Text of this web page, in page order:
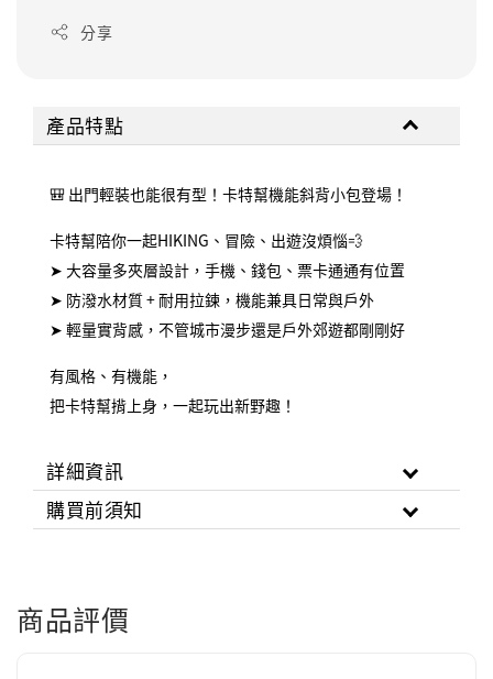
分享
產品特點
🎒 出門輕裝也能很有型！卡特幫機能斜背小包登場！
卡特幫陪你一起HIKING、冒險、出遊沒煩惱💨
➤ 大容量多夾層設計，手機、錢包、票卡通通有位置
➤ 防潑水材質 + 耐用拉鍊，機能兼具日常與戶外
➤ 輕量實背感，不管城市漫步還是戶外郊遊都剛剛好
有風格、有機能，
把卡特幫揹上身，一起玩出新野趣！
詳細資訊
購買前須知
商品評價